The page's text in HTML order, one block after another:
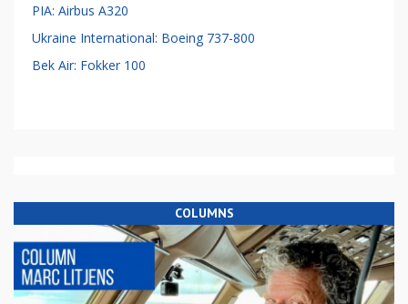
PIA: Airbus A320
Ukraine International: Boeing 737-800
Bek Air: Fokker 100
COLUMNS